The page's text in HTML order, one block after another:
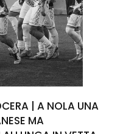
| A NOLA UNA
MA